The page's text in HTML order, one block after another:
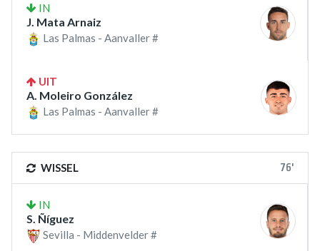
IN
J. Mata Arnaiz
Las Palmas - Aanvaller #
UIT
A. Moleiro González
Las Palmas - Aanvaller #
WISSEL 76'
IN
S. Ñíguez
Sevilla - Middenvelder #